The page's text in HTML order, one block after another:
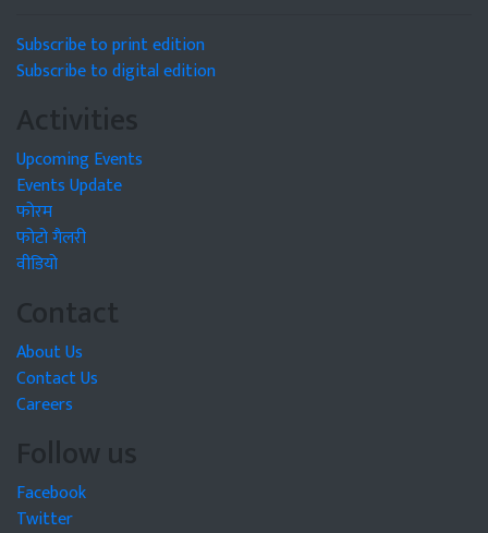
Subscribe to print edition
Subscribe to digital edition
Activities
Upcoming Events
Events Update
फोरम
फोटो गैलरी
वीडियो
Contact
About Us
Contact Us
Careers
Follow us
Facebook
Twitter